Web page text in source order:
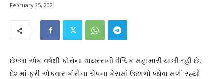
February 25, 2021
છેલ્લા એક વર્ષથી કોરોના વાયરસની વૈશ્વિક મહામારી ચાલી રહી છે.
દેશમાં ફરી એકવાર કોરોના ચેપના કેસમાં ઉછાળો જોવા મળી રહ્યો